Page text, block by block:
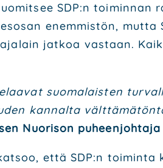
SDP:n
enem­mis­tön,
jat­koa vas­taan.
suo­ma­lais­ten
kan­nal­ta
Nuo­ri­son
että SDP:n